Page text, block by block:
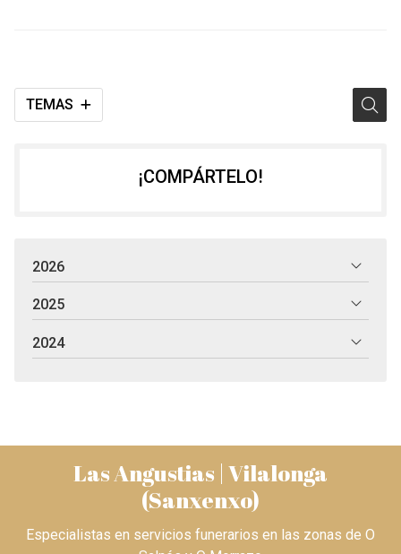
TEMAS
¡COMPÁRTELO!
2026
2025
2024
Las Angustias | Vilalonga
(Sanxenxo)
Especialistas en servicios funerarios en las zonas de O